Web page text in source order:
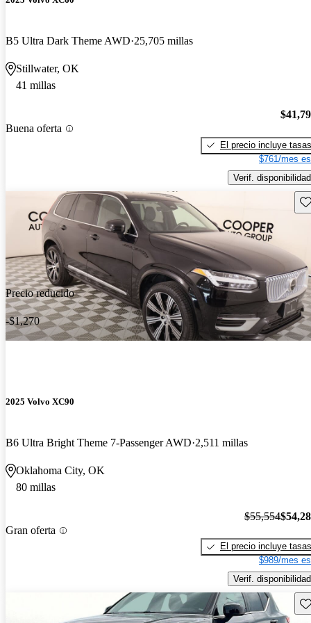
B5 Ultra Dark Theme AWD 25,705 millas
Stillwater, OK
41 millas
Buena oferta
El precio incluye tasas
$761/mes
Verif. disponibilidad
Precio reducido
-$1,270
2025 Volvo XC90
B6 Ultra Bright Theme 7-Passenger AWD 2,511 millas
Oklahoma City, OK
80 millas
Gran oferta
$55,554
El precio incluye tasas
$989/mes
Verif. disponibilidad